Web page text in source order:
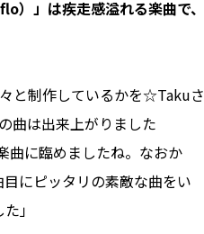
」は疾走感溢れる楽曲で、
と制作しているかを☆Takuさ
曲は出来上がりました
曲に臨めましたね。なおか
にピッタリの素敵な曲をい
」